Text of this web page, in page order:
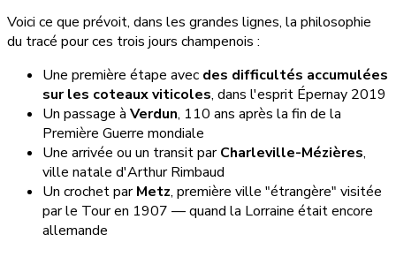
Voici ce que prévoit, dans les grandes lignes, la philosophie
du tracé pour ces trois jours champenois :
Une première étape avec des difficultés accumulées
sur les coteaux viticoles, dans l'esprit Épernay 2019
Un passage à Verdun, 110 ans après la fin de la
Première Guerre mondiale
Une arrivée ou un transit parCharleville-Mézières,
ville natale d'Arthur Rimbaud
Un crochet parMetz, première ville "étrangère" visitée
par le Tour en 1907 — quand la Lorraine était encore
allemande